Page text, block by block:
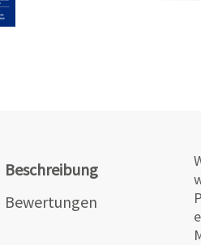
Beschreibung
Bewertungen